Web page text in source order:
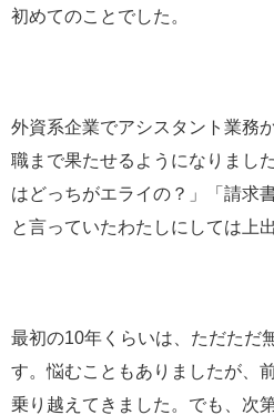
初めてのことでした。
外資系企業でアシスタント業務
職まで果たせるようになりまし
はどっちがエライの？」「請求
と言っていたわたしにしては上
最初の10年くらいは、ただただ
す。悩むこともありましたが、
乗り越えてきました。でも、次